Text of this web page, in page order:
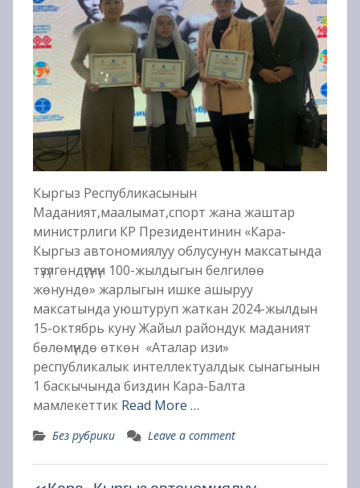
Кыргыз Республикасынын
Маданият,маалымат,спорт жана жаштар
министрлиги КР Президентинин «Кара-
Кыргыз автономиялуу облусунун максатында
түзүлгөндүгүнүн 100-жылдыгын белгилөө
жөнундө» жарлыгын ишке ашыруу
максатында уюштуруп жаткан 2024-жылдын
15-октябрь куну Жайыл райондук маданият
бөлөмүндө өткөн «Аталар изи»
республикалык интеллектуалдык сынагынын
1 баскычында биздин Кара-Балта
мамлекеттик Read More …
Без рубрики Leave a comment